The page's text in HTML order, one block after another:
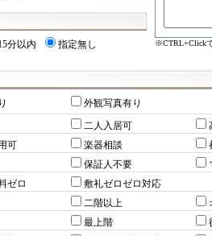
分以内 指定無し ※CTRL+Click
外観写真有り
二人入居可
可
楽器相談
保証人不要
ゼロ
敷礼ゼロゼロ対応
二階以上
最上階